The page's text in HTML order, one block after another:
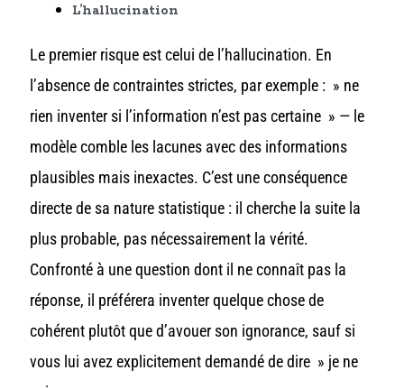
L’hallucination
Le premier risque est celui de l’hallucination. En
l’absence de contraintes strictes, par exemple : » ne
rien inventer si l’information n’est pas certaine » — le
modèle comble les lacunes avec des informations
plausibles mais inexactes. C’est une conséquence
directe de sa nature statistique : il cherche la suite la
plus probable, pas nécessairement la vérité.
Confronté à une question dont il ne connaît pas la
réponse, il préférera inventer quelque chose de
cohérent plutôt que d’avouer son ignorance, sauf si
vous lui avez explicitement demandé de dire » je ne